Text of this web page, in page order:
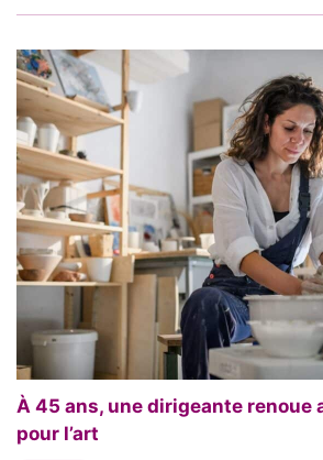
À 45 ans, une dirigeante renoue
pour l’art